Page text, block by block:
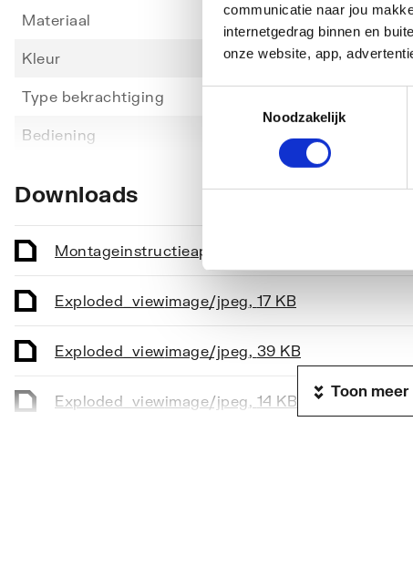
communicatie naar jou
internetgedrag binnen en
onze website, app,
Noodzakelijk
Materiaal
Kleur
Type bekrachtiging
Bediening
Geschikt voor wandcloset
Geschikt voor urinoir
Vandaalbestendig Nee
Met toiletblokhouder Nee
Lengte 144
Toon meer
Downloads
Montageinstructieapplication/pdf
Exploded_viewimage/jpeg, 17 KB
Exploded_viewimage/jpeg, 39 KB
Exploded_viewimage/jpeg, 14 KB
Toon meer